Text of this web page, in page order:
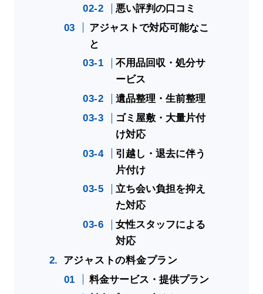
悪い評判の口コミ
アジャストで対応可能なこ
と
不用品回収・処分サ
ービス
遺品整理・生前整理
ゴミ屋敷・大量片付
け対応
引越し・退去に伴う
片付け
立ち会い負担を抑え
た対応
女性スタッフによる
対応
アジャストの料金プラン
料金サービス・提供プラン